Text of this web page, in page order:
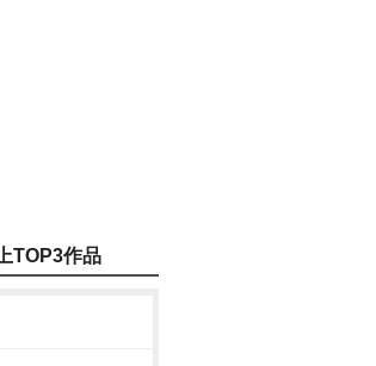
TOP3作品